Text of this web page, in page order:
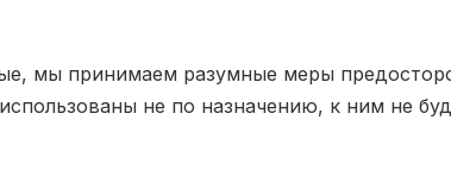
мы принимаем разумные меры
не по назначению, к ним не